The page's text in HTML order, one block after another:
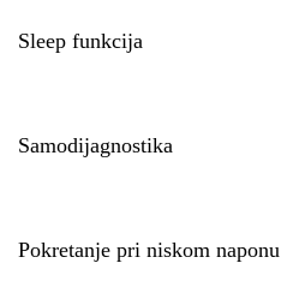
Sleep funkcija
Samodijagnostika
Pokretanje pri niskom naponu